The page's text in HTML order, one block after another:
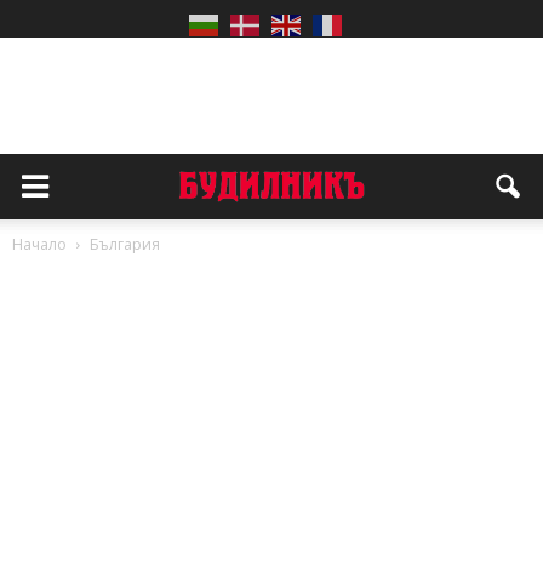
Начало България